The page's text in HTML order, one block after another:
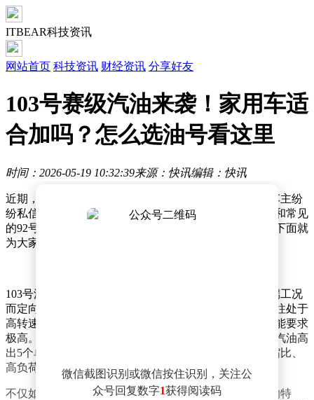
ITBEAR科技资讯
网站首页 科技资讯 财经资讯 分享好友
103号赛级汽油来袭！家用车适
合加吗？怎么选油号看这里
时间：2026-05-19 10:32:39来源：快讯编辑：快讯
近期，103号汽油的相关消息在网络上引发热议，不少车主纷
纷私信询问其具体情况。这种汽油究竟有何特别之处？和常见
的92号、95号汽油又有什么不同？家用车能否加注呢？下面就
为大家详细解答。
103号汽油属于赛级汽油，是专门针对赛车发动机的极端工况
而定向研发的高端产品。赛车发动机在运行过程中，往往处于
高转速、大负荷且长时间连续工作的状态，对汽油的性能要求
极高。103号汽油的研究法辛烷值超过103，比98号车用汽油高
出5个单位。这使得它能够有效降低赛车发动机在高压缩比、
高负荷环境下发生爆震的风险，确保发动机稳定运行。
不仅如此，103号汽油还具备燃烧效率高、动力响应快的特
微信截图识别或微信按住识别，关注公
众号回复数字1获得阅读码